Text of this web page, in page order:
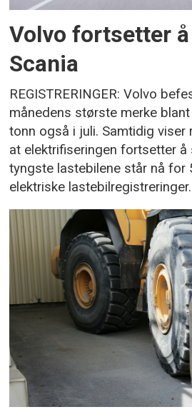
Volvo fortsetter
Scania
REGISTRERINGER: Volvo
månedens største merke
tonn også i juli. Samtidig viser
at elektrifiseringen fortsetter
tyngste lastebilene står nå for
elektriske lastebilregistreringer.